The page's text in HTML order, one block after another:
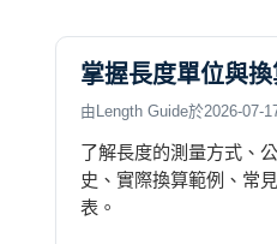
掌握長度單位與
由Length Guide於2026-07-
了解長度的測量方式、
史、實際換算範例、常
表。